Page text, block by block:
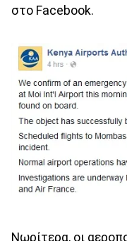
στο Facebook.
Νωρίτερα, οι